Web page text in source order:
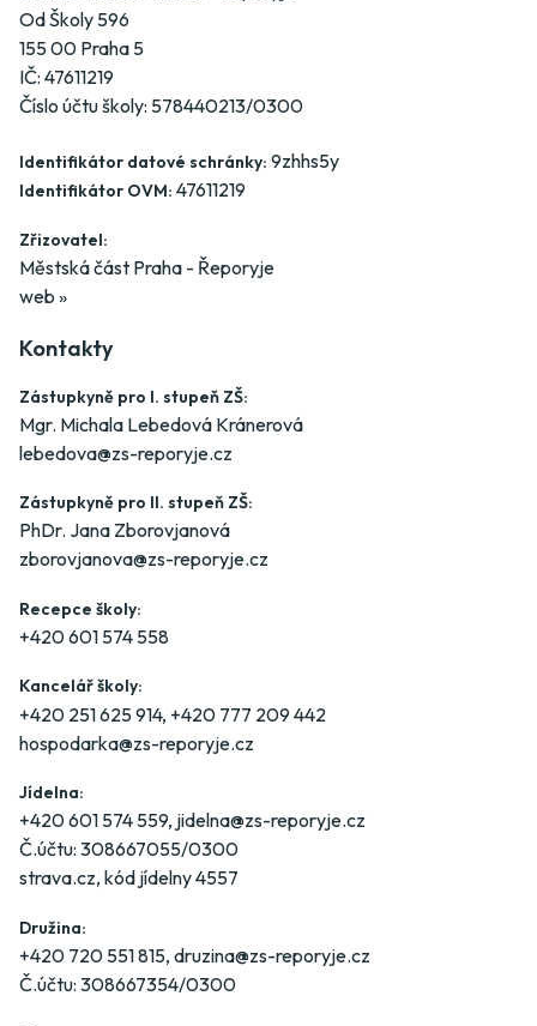
Od Školy 596
155 00 Praha 5
IČ: 47611219
Číslo účtu školy: 578440213/0300
Identifikátor datové schránky: 9zhhs5y
Identifikátor OVM: 47611219
Zřizovatel:
Městská část Praha - Řeporyje
web »
Kontakty
Zástupkyně pro I. stupeň ZŠ:
Mgr. Michala Lebedová Kránerová
lebedova@zs-reporyje.cz
Zástupkyně pro II. stupeň ZŠ:
PhDr. Jana Zborovjanová
zborovjanova@zs-reporyje.cz
Recepce školy:
+420 601 574 558
Kancelář školy:
+420 251 625 914, +420 777 209 442
hospodarka@zs-reporyje.cz
Jídelna:
+420 601 574 559, jidelna@zs-reporyje.cz
Č.účtu: 308667055/0300
strava.cz, kód jídelny 4557
Družina:
+420 720 551 815, druzina@zs-reporyje.cz
Č.účtu: 308667354/0300